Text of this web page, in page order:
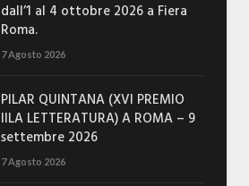
dall’1 al 4 ottobre 2026 a Fiera
Roma.
7 Agosto 2026
PILAR QUINTANA (XVI PREMIO
IILA LETTERATURA) A ROMA – 9
settembre 2026
7 Agosto 2026